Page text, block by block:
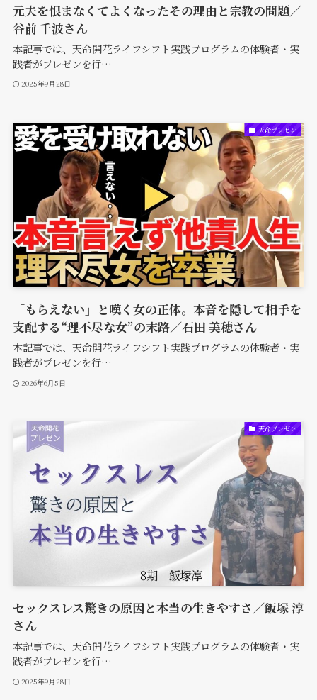
元夫を恨まなくてよくなったその理由と宗教の問題／
谷前 千波さん
本記事では、天命開花ライフシフト実践プログラムの体験者・実
践者がプレゼンを行…
2025年9月28日
天命プレゼン
「もらえない」と嘆く女の正体。本音を隠して相手を
支配する“理不尽な女”の末路／石田 美穂さん
本記事では、天命開花ライフシフト実践プログラムの体験者・実
践者がプレゼンを行…
2026年6月5日
天命プレゼン
セックスレス驚きの原因と本当の生きやすさ／飯塚 淳
さん
本記事では、天命開花ライフシフト実践プログラムの体験者・実
践者がプレゼンを行…
2025年9月28日